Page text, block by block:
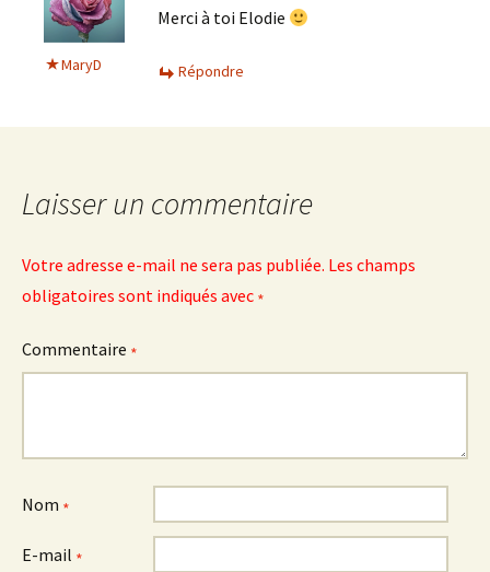
MaryD
Merci à toi Elodie
Répondre
Laisser un commentaire
Votre adresse e-mail ne sera pas publiée. Les champs
obligatoires sont indiqués avec *
Commentaire *
Nom *
E-mail *